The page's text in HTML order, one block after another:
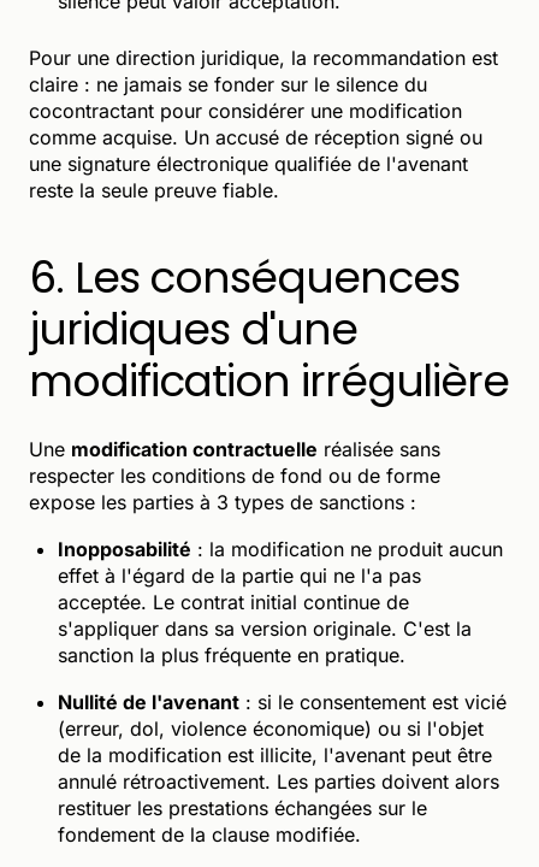
Pour une direction juridique, la recommandation est
claire : ne jamais se fonder sur le silence du
cocontractant pour considérer une modification
comme acquise. Un accusé de réception signé ou
une signature électronique qualifiée de l'avenant
reste la seule preuve fiable.
6. Les conséquences
juridiques d'une
modification irrégulière
Une modification contractuelle réalisée sans
respecter les conditions de fond ou de forme
expose les parties à 3 types de sanctions :
Inopposabilité : la modification ne produit aucun
effet à l'égard de la partie qui ne l'a pas
acceptée. Le contrat initial continue de
s'appliquer dans sa version originale. C'est la
sanction la plus fréquente en pratique.
Nullité de l'avenant : si le consentement est vicié
(erreur, dol, violence économique) ou si l'objet
de la modification est illicite, l'avenant peut être
annulé rétroactivement. Les parties doivent alors
restituer les prestations échangées sur le
fondement de la clause modifiée.